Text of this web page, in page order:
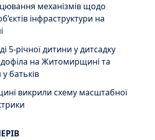
механізмів щодо
інфраструктури на
5-річної дитини у дитсадку
на Житомирщині та
батьків
викрили схему масштабної